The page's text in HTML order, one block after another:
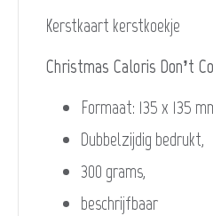
Kerstkaart kerstkoekje
Christmas Caloris Don’t
Formaat: 135 x 135
Dubbelzijdig bedrukt,
300 grams,
beschrijfbaar